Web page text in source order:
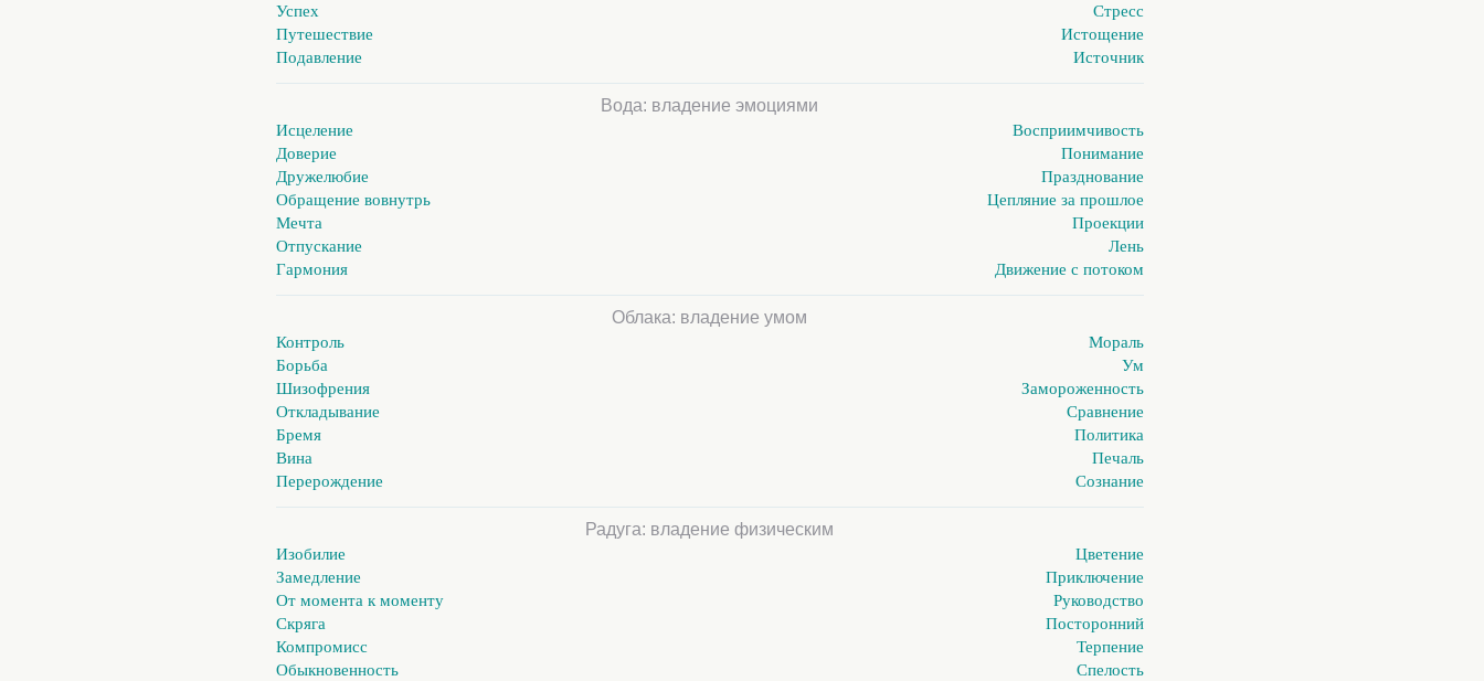
Успех
Стресс
Путешествие
Истощение
Подавление
Источник
Вода: владение эмоциями
Исцеление
Восприимчивость
Доверие
Понимание
Дружелюбие
Празднование
Обращение вовнутрь
Цепляние за прошлое
Мечта
Проекции
Отпускание
Лень
Гармония
Движение с потоком
Облака: владение умом
Контроль
Мораль
Борьба
Ум
Шизофрения
Замороженность
Откладывание
Сравнение
Бремя
Политика
Вина
Печаль
Перерождение
Сознание
Радуга: владение физическим
Изобилие
Цветение
Замедление
Приключение
От момента к моменту
Руководство
Скряга
Посторонний
Компромисс
Терпение
Обыкновенность
Спелость